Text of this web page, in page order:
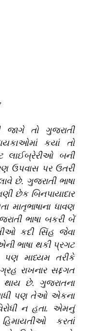
’
તો ગુજરાતી
કયાં તો
લાઈબ્રેરીઓ બની
ઉપવાસ પર ઉતરી
છે. ગુજરાતી ભાષા
છેક બિનપાયાદાર
માતૃભાષાના ધાવણ
ભાષા બકરી બેં
કદી સિંહ જેવા
ભાષા થકી પ્રગટ
પણ માધ્યમ તરીકે
રાખનાર સદ્દગત
થાય છે. ગુજરાતના
પણ તેઓ એકના
ન હતા.
એમનું
કરતાં